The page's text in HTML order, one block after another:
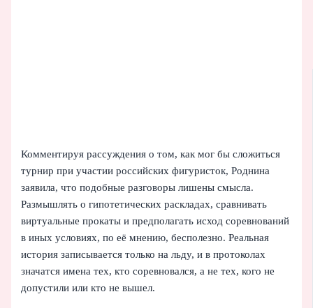
Комментируя рассуждения о том, как мог бы сложиться
турнир при участии российских фигуристок, Роднина
заявила, что подобные разговоры лишены смысла.
Размышлять о гипотетических раскладах, сравнивать
виртуальные прокаты и предполагать исход соревнований
в иных условиях, по её мнению, бесполезно. Реальная
история записывается только на льду, и в протоколах
значатся имена тех, кто соревновался, а не тех, кого не
допустили или кто не вышел.